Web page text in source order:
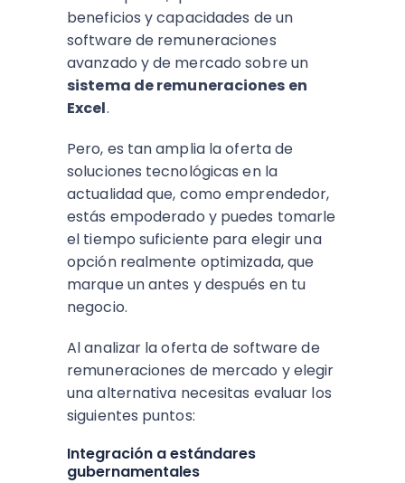
beneficios y capacidades de un
software de remuneraciones
avanzado y de mercado sobre un
sistema de remuneraciones en
Excel.
Pero, es tan amplia la oferta de
soluciones tecnológicas en la
actualidad que, como emprendedor,
estás empoderado y puedes tomarle
el tiempo suficiente para elegir una
opción realmente optimizada, que
marque un antes y después en tu
negocio.
Al analizar la oferta de software de
remuneraciones de mercado y elegir
una alternativa necesitas evaluar los
siguientes puntos:
Integración a estándares
gubernamentales